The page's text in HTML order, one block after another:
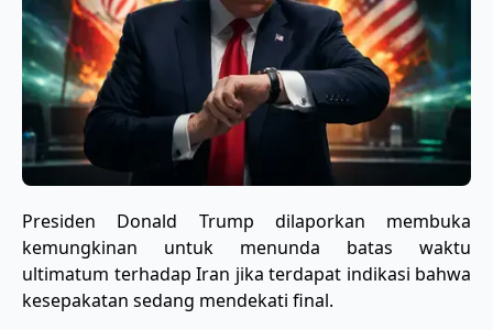
Presiden Donald Trump dilaporkan membuka
kemungkinan untuk menunda batas waktu
ultimatum terhadap Iran jika terdapat indikasi bahwa
kesepakatan sedang mendekati final.